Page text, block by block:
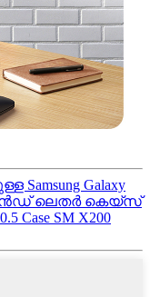
Galaxy
ലെതർ കെയ്‌സ്
Case SM X200